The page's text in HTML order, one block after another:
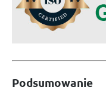
Podsumowanie